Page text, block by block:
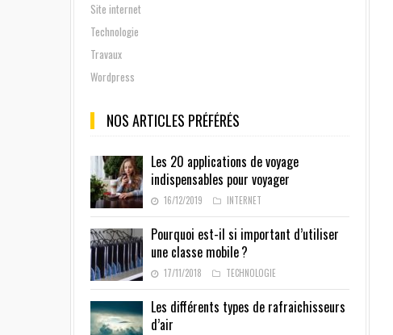
Site internet
Technologie
Travaux
Wordpress
NOS ARTICLES PRÉFÉRÉS
Les 20 applications de voyage
indispensables pour voyager
16/12/2019 INTERNET
Pourquoi est-il si important d’utiliser
une classe mobile ?
17/11/2018 TECHNOLOGIE
Les différents types de rafraichisseurs
d’air